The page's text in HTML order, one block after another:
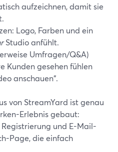
aufzeichnen, damit sie
Logo, Farben und ein
Studio anfühlt.
Umfragen/Q&A)
Kunden gesehen fühlen
anschauen“.
von StreamYard ist genau
Erlebnis gebaut:
und E-Mail-
Page, die einfach